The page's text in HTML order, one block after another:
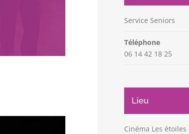
Service Seniors
Téléphone
06 14 42 18 25
Lieu
Cinéma Les étoiles